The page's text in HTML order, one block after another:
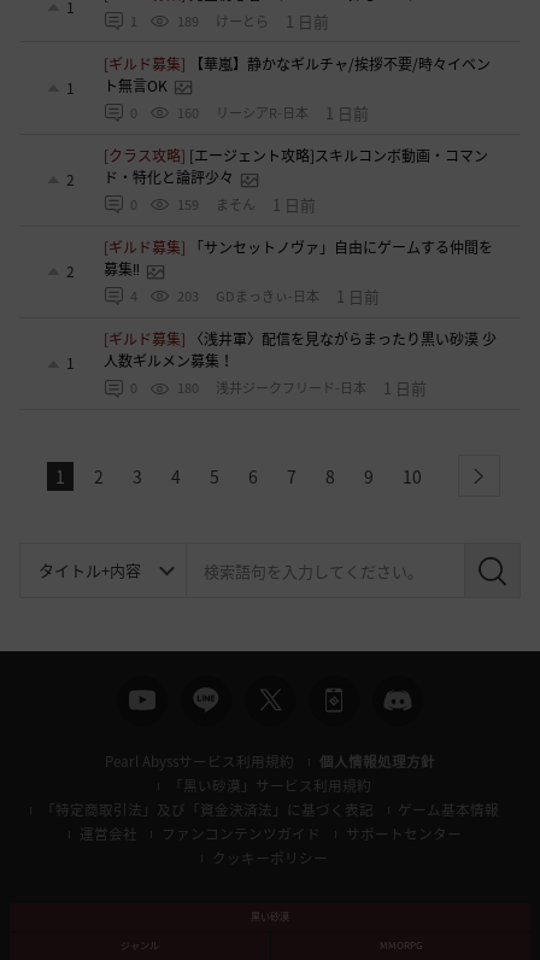
1
1 189 けーとら 1 日前
1
[ギルド募集]
【華嵐】静かなギルチャ/挨拶不要/時々イベン
ト無言OK
0 160 リーシアR-日本 1 日前
2
[クラス攻略] [エージェント攻略]スキルコンボ動画・コマン
ド・特化と論評少々
0 159 まそん 1 日前
2
[ギルド募集]
「サンセットノヴァ」自由にゲームする仲間を
募集‼️
4 203 GDまっきぃ-日本 1 日前
1
[ギルド募集]
〈浅井軍〉配信を見ながらまったり黒い砂漠 少
人数ギルメン募集！
0 180 浅井ジークフリード-日本 1 日前
1 2 3 4 5 6 7 8 9 10 next
検
Pearl Abyssサービス利用規約
個人情報処理方針
「黒い砂漠」サービス利用規約
「特定商取引法」及び「資金決済法」に基づく表記
ゲーム基本情報
運営会社
ファンコンテンツガイド
サポートセンター
クッキーポリシー
黒い砂漠
ジャンル
MMORPG